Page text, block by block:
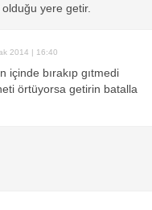
yere getir.
2014 | 16:40
içinde bırakıp gıtmedi
örtüyorsa getirin batalla